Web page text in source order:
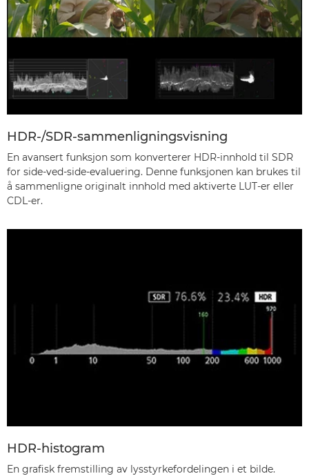
HDR-/SDR-sammenligningsvisning
En avansert funksjon som konverterer HDR-innhold til SDR
for side-ved-side-evaluering. Denne funksjonen kan brukes til
å sammenligne originalt innhold med aktiverte LUT-er eller
CDL-er.
HDR-histogram
En grafisk fremstilling av lysstyrkefordelingen i et bilde.